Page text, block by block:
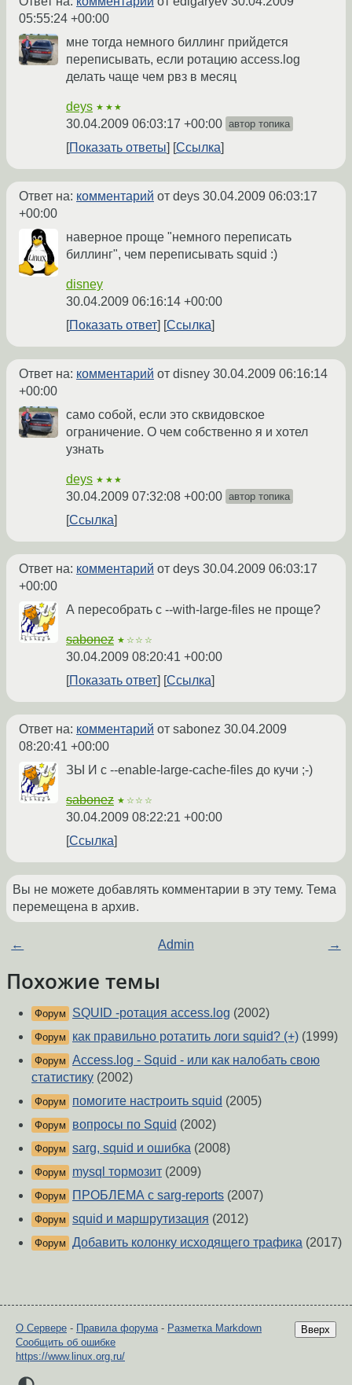
05:55:24 +00:00
мне тогда немного биллинг прийдется
переписывать, если ротацию access.log
делать чаще чем рвз в месяц
deys ★★★
30.04.2009 06:03:17 +00:00 автор топика
Показать ответы Ссылка
Ответ на: комментарий от deys 30.04.2009 06:03:17
+00:00
наверное проще "немного переписать
биллинг", чем переписывать squid :)
disney
30.04.2009 06:16:14 +00:00
Показать ответ
Ссылка
Ответ на: комментарий от disney 30.04.2009 06:16:14
+00:00
само собой, если это сквидовское
ограничение. О чем собственно я и хотел
узнать
deys ★★★
30.04.2009 07:32:08 +00:00 автор топика
Ссылка
Ответ на: комментарий от deys 30.04.2009 06:03:17
+00:00
А пересобрать с --with-large-files не проще?
sabonez ★☆☆☆
30.04.2009 08:20:41 +00:00
Показать ответ
Ссылка
Ответ на: комментарий от sabonez 30.04.2009
08:20:41 +00:00
ЗЫ И с --enable-large-cache-files до кучи ;-)
sabonez ★☆☆☆
30.04.2009 08:22:21 +00:00
Ссылка
Вы не можете добавлять комментарии в эту тему. Тема
перемещена в архив.
← Admin →
Похожие темы
Форум SQUID -ротация access.log (2002)
Форум как правильно ротатить логи squid? (+) (1999)
Форум Access.log - Squid - или как налобать свою
статистику (2002)
Форум помогите настроить squid (2005)
Форум вопросы по Squid (2002)
Форум sarg, squid и ошибка (2008)
Форум mysql тормозит (2009)
Форум ПРОБЛЕМА с sarg-reports (2007)
Форум squid и маршрутизация (2012)
Форум Добавить колонку исходящего трафика (2017)
Вверх
О Сервере - Правила форума- Разметка Markdown
Сообщить об ошибке
https://www.linux.org.ru/